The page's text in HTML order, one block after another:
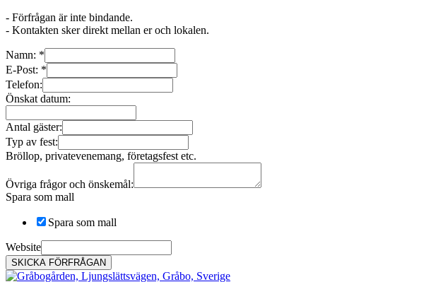
- Förfrågan är inte bindande.
- Kontakten sker direkt mellan er och lokalen.
Namn: *
E-Post: *
Telefon:
Önskat datum:
Antal gäster:
Typ av fest:
Bröllop, privatevenemang, företagsfest etc.
Övriga frågor och önskemål:
Spara som mall
Spara som mall
Website
SKICKA FÖRFRÅGAN